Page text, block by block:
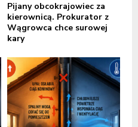
Pijany obcokrajowiec za
kierownicą. Prokurator z
Wągrowca chce surowej
kary